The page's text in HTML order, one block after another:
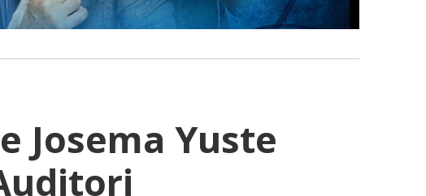
Josema Yuste